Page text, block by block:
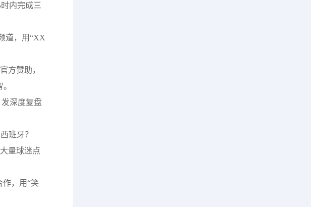
内完成三
道，用“XX
方赞助，
深度复盘
班牙？
量球迷点
作，用“笑